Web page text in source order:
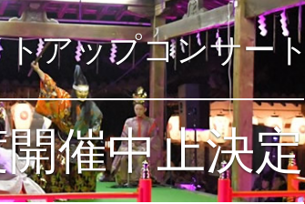
アップコンサート
催中止決定